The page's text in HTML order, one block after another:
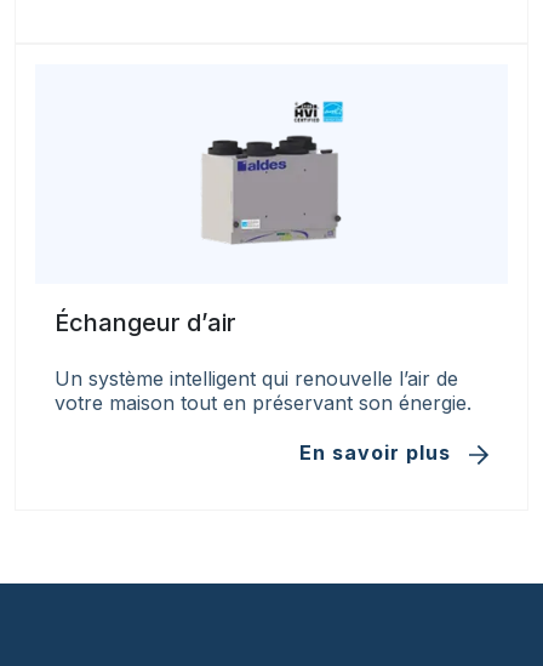
Échangeur d’air
Un système intelligent qui renouvelle l’air de
votre maison tout en préservant son énergie.
En savoir plus